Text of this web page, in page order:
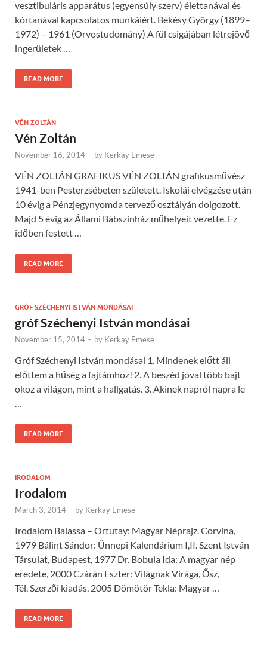
vesztibuláris apparátus (egyensúly szerv) élettanával és
kórtanával kapcso­latos munkáiért. Békésy György (1899–
1972) – 1961 (Orvostudomány) A fül csigájában létrejövő
ingerületek …
READ MORE
VÉN ZOLTÁN
Vén Zoltán
November 16, 2014 - by Kerkay Emese
VÉN ZOLTÁN GRAFIKUS VÉN ZOLTÁN grafikusművész
1941-ben Pesterzsébeten született. Iskolái elvégzése után
10 évig a Pénzjegynyomda tervező osztályán dolgozott.
Majd 5 évig az Állami Bábszínház műhelyeit vezette. Ez
időben festett …
READ MORE
GRÓF SZÉCHENYI ISTVÁN MONDÁSAI
gróf Széchenyi István mondásai
November 15, 2014 - by Kerkay Emese
Gróf Széchenyi István mondásai 1. Mindenek előtt áll
előttem a hűség a fajtámhoz! 2. A beszéd jóval több bajt
okoz a világon, mint a hallgatás. 3. Akinek napról napra le
…
READ MORE
IRODALOM
Irodalom
March 3, 2014 - by Kerkay Emese
Irodalom Balassa – Ortutay: Magyar Néprajz. Corvina,
1979 Bálint Sándor: Ünnepi Kalendárium I,II. Szent István
Társulat, Budapest, 1977 Dr. Bobula Ida: A magyar nép
eredete, 2000 Czárán Eszter: Világnak Virága, Ősz,
Tél, Szerzői kiadás, 2005 Dömötör Tekla: Magyar …
READ MORE